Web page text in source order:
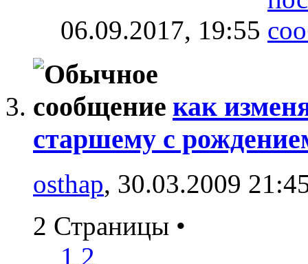
06.09.2017, 19:55
как
старшему с
osthap, 30.03.2009
2 Страницы •
1 2